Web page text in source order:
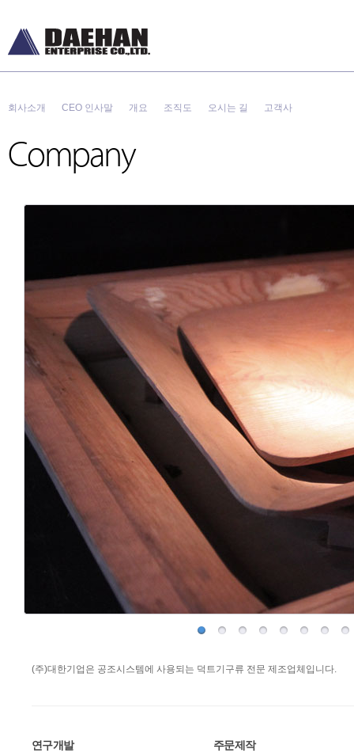
회사소개 CEO 인사말 개요 조직도 오시는 길 고객사
Company
(주)대한기업은 공조시스템에 사용되는 덕트기구류 전문 제조업체입니다.
연구개발 주문제작